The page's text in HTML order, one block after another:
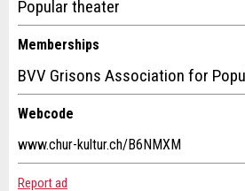
Nachricht
* Entry required
For reasons of quality assurance a
Close
Popular theater
Memberships
BVV Grisons Association for
Webcode
www.chur-kultur.ch/B6NMXM
Report ad